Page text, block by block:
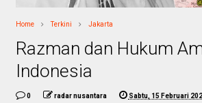
Home Terkini Jakarta
Razman dan Hukum
Indonesia
0 radar nusantara Sabtu, 15 Februari